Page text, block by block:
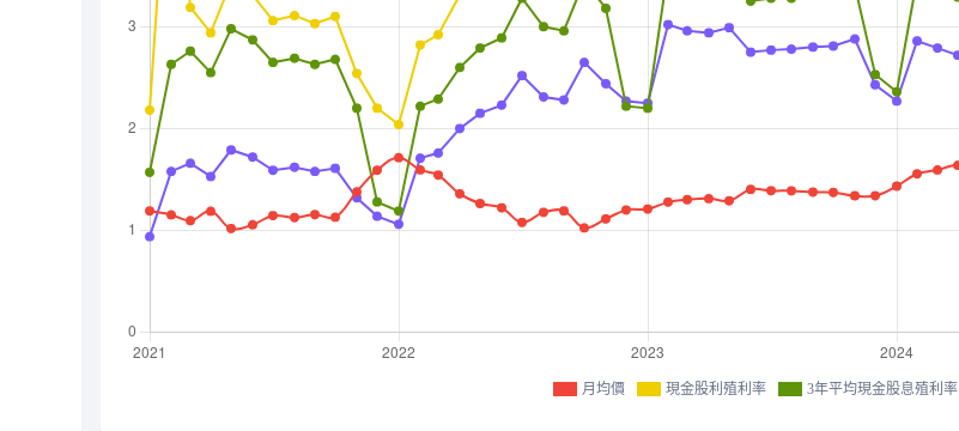
月均價 現金股利殖利率 3年平均現金股息殖利率